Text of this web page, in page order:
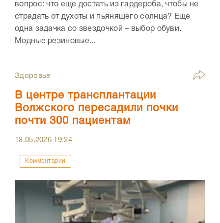
вопрос: что еще достать из гардероба, чтобы не
страдать от духоты и пьянящего солнца? Еще
одна задачка со звездочкой – выбор обуви.
Модные резиновые...
Здоровье
В центре трансплантации
Волжского пересадили почки
почти 300 пациентам
18.05.2026 19:24
Комментарии